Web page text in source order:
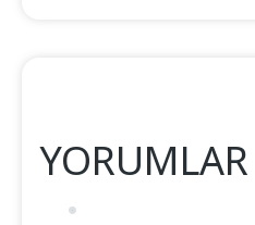
YORUMLAR